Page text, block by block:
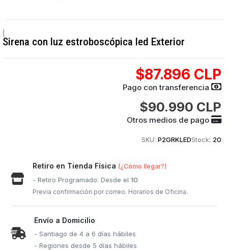
Sirena con luz estroboscópica led Exterior
$87.896 CLP
Pago con transferencia
$90.990 CLP
Otros medios de pago
SKU: P2GRKLEDStock: 20
Retiro en Tienda Física (¿Cómo llegar?)
- Retiro Programado: Desde el10
Previa confirmación por correo. Horarios de Oficina.
Envío a Domicilio
- Santiago de 4 a 6 días hábiles
- Regiones desde 5 días hábiles